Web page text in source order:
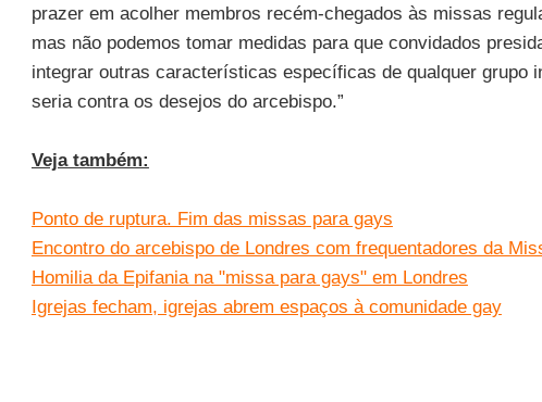
prazer em acolher membros recém-chegados às missas
mas não podemos tomar medidas para que convidados
integrar outras características específicas de qualquer grupo
seria contra os desejos do arcebispo.”
Veja também:
Ponto de ruptura. Fim das missas para gays
Encontro do arcebispo de Londres com frequentadores da
Homilia da Epifania na "missa para gays" em Londres
Igrejas fecham, igrejas abrem espaços à comunidade gay